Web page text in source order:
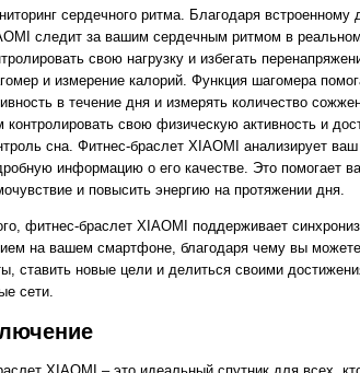
сердечного ритма. Благодаря встроенному
следит за вашим сердечным ритмом в
свою нагрузку и избегать
и измерение калорий. Функция шагомера
в течение дня и измерять количество
контролировать свою физическую активность и
сна. Фитнес-браслет XIAOMI анализирует
информацию о его качестве. Это помогает
и повысить энергию на протяжении дня.
фитнес-браслет XIAOMI поддерживает
на вашем смартфоне, благодаря чему вы
ставить новые цели и делиться своими
сети.